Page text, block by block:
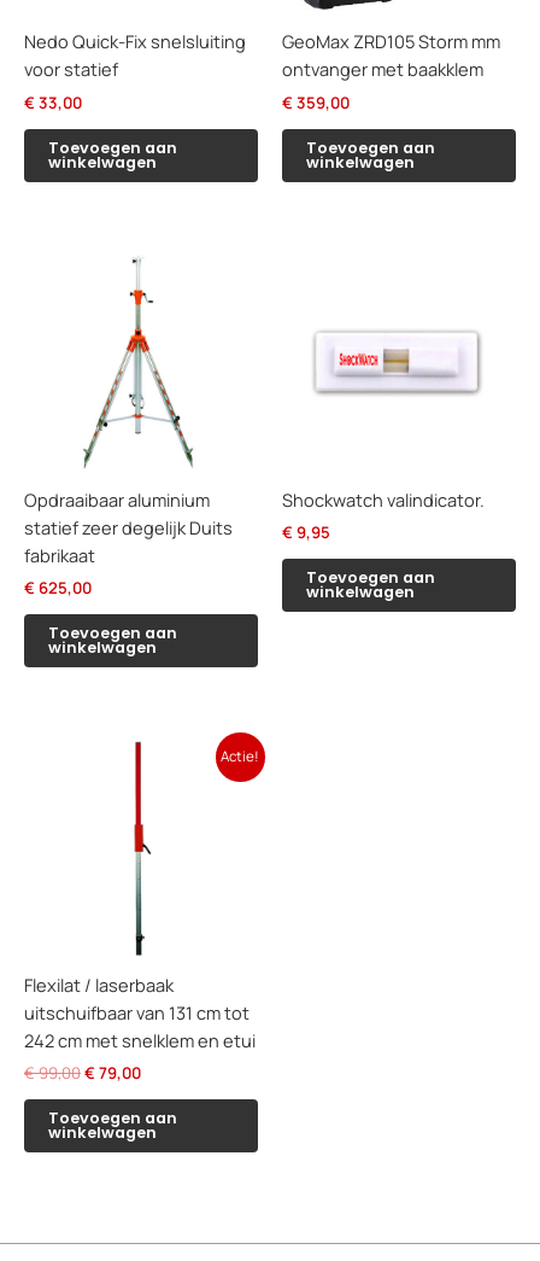
Nedo Quick-Fix snelsluiting
voor statief
€ 33,00
Toevoegen aan
winkelwagen
GeoMax ZRD105 Storm mm
ontvanger met baakklem
€ 359,00
Toevoegen aan
winkelwagen
Opdraaibaar aluminium
statief zeer degelijk Duits
fabrikaat
€ 625,00
Toevoegen aan
winkelwagen
Shockwatch valindicator.
€ 9,95
Toevoegen aan
winkelwagen
Actie!
Flexilat / laserbaak
uitschuifbaar van 131 cm tot
242 cm met snelklem en etui
€99,00Oorspronkelijke
was:
€ 99,00.
€ 79,00Huidige
is:
€ 79,00.
Toevoegen aan
winkelwagen